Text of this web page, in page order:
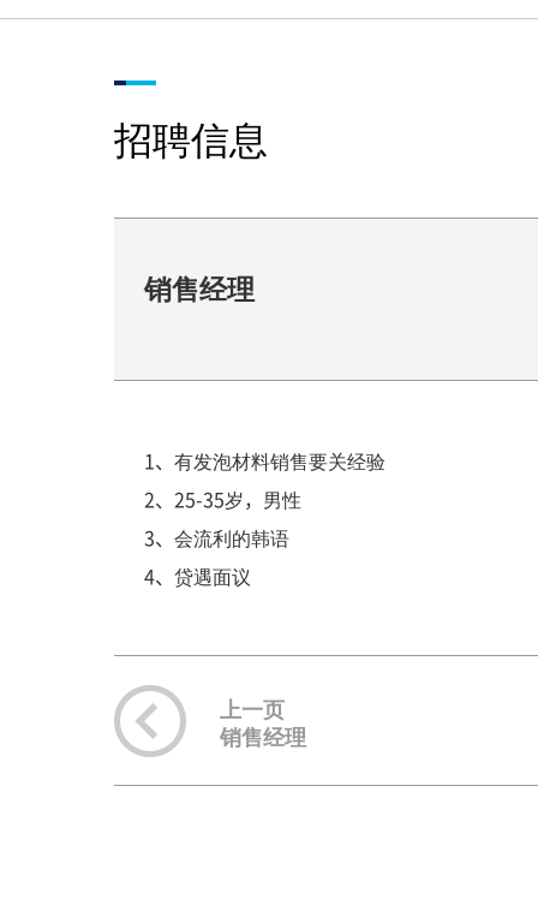
招聘信息
销售经理
1、有发泡材料销售要关经验
2、25-35岁，男性
3、会流利的韩语
4、贷遇面议
上一页
销售经理